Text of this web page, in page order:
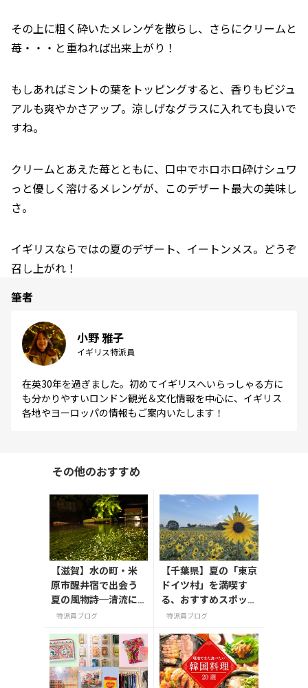
その上に粗く砕いたメレンゲを散らし、さらにクリームと
苺・・・と重ねれば出来上がり！
もしあればミントの葉をトッピングすると、香りもビジュ
アルも爽やかさアップ。涼しげなグラスに入れても良いで
すね。
クリームとあえた苺とともに、口中でホロホロ砕けシュワ
っと優しく溶けるメレンゲが、このデザート最大の美味し
さ。
イギリスならではの夏のデザート、イートンメス。どうぞ
召し上がれ！
筆者
小野 雅子
イギリス特派員
在英30年を過ぎました。初めてイギリスへいらっしゃる方に
も分かりやすいロンドン観光＆文化情報を中心に、イギリス
各地やヨーロッパの情報もご案内いたします！
その他のおすすめ
【滋賀】水の町・米
原市醒井宿で出会う
夏の風物詩─清流に
揺れる梅花藻（8/24
施中）
特派員ブログ
【千葉県】夏の「東京
ドイツ村」を満喫す
る、おすすめスポット
3選
特派員ブログ